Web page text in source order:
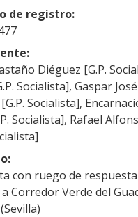
de registro:
Diéguez [G.P.
Socialista], Gaspar
Socialista],
Socialista], Rafael
con ruego de
Corredor Verde del